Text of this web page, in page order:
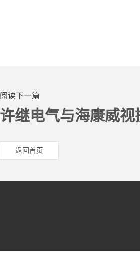
阅读下一篇
许继电气与海康威
返回首页